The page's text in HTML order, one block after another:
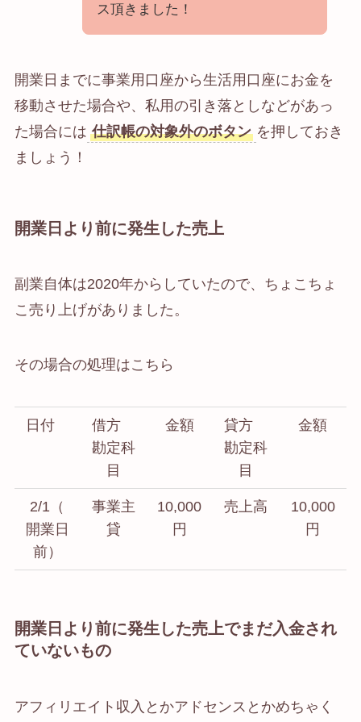
ス頂きました！
開業日までに事業用口座から生活用口座にお金を
移動させた場合や、私用の引き落としなどがあっ
た場合には 仕訳帳の対象外のボタン を押しておき
ましょう！
開業日より前に発生した売上
副業自体は2020年からしていたので、ちょこちょ
こ売り上げがありました。
その場合の処理はこちら
日付
借方
勘定科
目
金額
貸方
勘定科
目
金額
2/1（
開業日
前）
事業主
貸
10,000
円
売上高
10,000
円
開業日より前に発生した売上でまだ入金され
ていないもの
アフィリエイト収入とかアドセンスとかめちゃく